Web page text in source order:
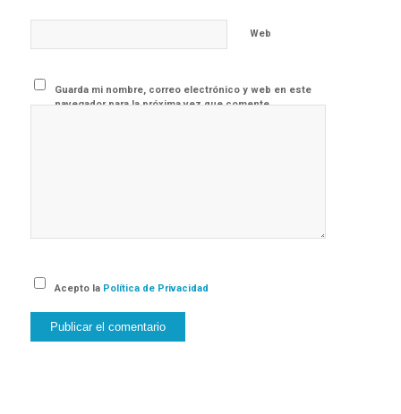
Web
Guarda mi nombre, correo electrónico y web en este
navegador para la próxima vez que comente.
Acepto la Política de Privacidad